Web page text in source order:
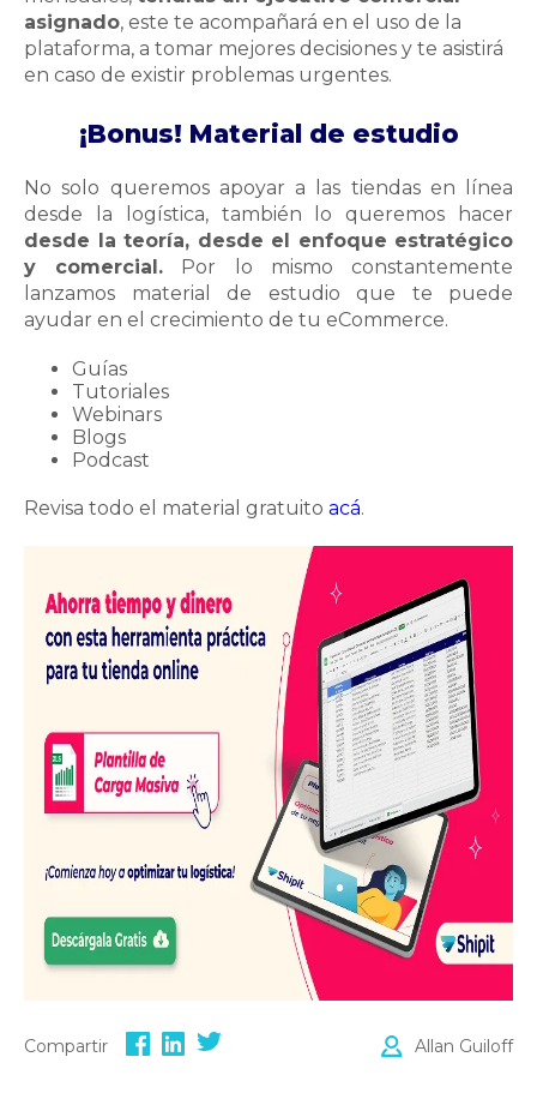
asignado, este te acompañará en el uso de la
plataforma, a tomar mejores decisiones y te asistirá
en caso de existir problemas urgentes.
¡Bonus! Material de estudio
No solo queremos apoyar a las tiendas en línea
desde la logística, también lo queremos hacer
desde la teoría, desde el enfoque estratégico
y comercial. Por lo mismo constantemente
lanzamos material de estudio que te puede
ayudar en el crecimiento de tu eCommerce.
Guías
Tutoriales
Webinars
Blogs
Podcast
Revisa todo el material gratuito acá.
Compartir Allan Guiloff